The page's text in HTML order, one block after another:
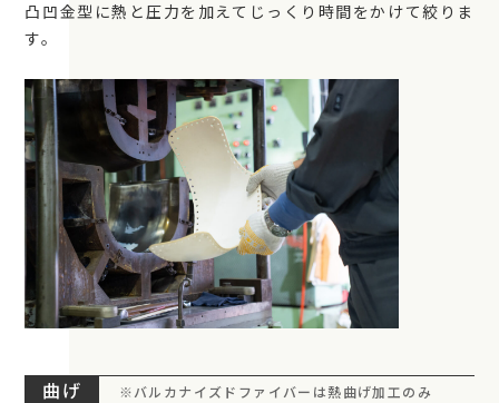
凸凹金型に熱と圧力を加えてじっくり時間をかけて絞りま
す。
曲げ ※バルカナイズドファイバーは熱曲げ加工のみ